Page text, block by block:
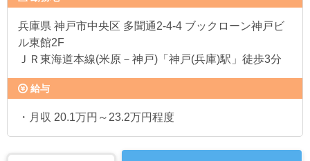
兵庫県 神戸市中央区 多聞通2-4-4 ブックローン神戸ビ
ル東館2F
ＪＲ東海道本線(米原－神戸)「神戸(兵庫)駅」徒歩3分
給与
・月収 20.1万円～23.2万円程度